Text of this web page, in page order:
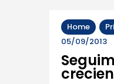
Home
05/09/2013